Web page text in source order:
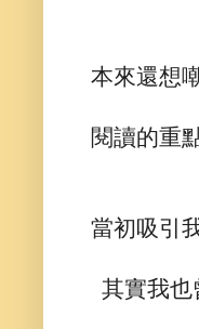
本來還想
閱讀的重
當初吸引
其實我也